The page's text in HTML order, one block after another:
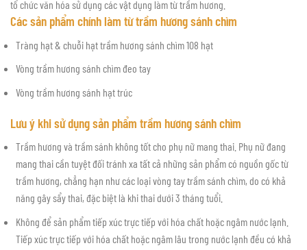
tổ chức văn hóa sử dụng các vật dụng làm từ trầm hương.
Các sản phẩm chính làm từ trầm hương sánh chìm
Tràng hạt & chuỗi hạt trầm hương sánh chìm 108 hạt
Vòng trầm hương sánh chìm đeo tay
Vòng trầm hương sánh hạt trúc
Lưu ý khi sử dụng sản phẩm trầm hương sánh chìm
Trầm hương và trầm sánh không tốt cho phụ nữ mang thai. Phụ nữ đang
mang thai cần tuyệt đối tránh xa tất cả những sản phẩm có nguồn gốc từ
trầm hương, chẳng hạn như các loại vòng tay trầm sánh chìm, do có khả
năng gây sẩy thai, đặc biệt là khi thai dưới 3 tháng tuổi.
Không để sản phẩm tiếp xúc trực tiếp với hóa chất hoặc ngâm nước lạnh.
Tiếp xúc trực tiếp với hóa chất hoặc ngâm lâu trong nước lạnh đều có khả